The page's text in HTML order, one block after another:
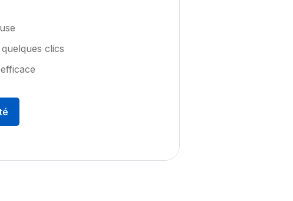
clics